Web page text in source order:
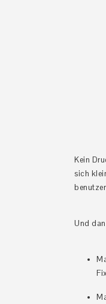
Kein
sich
Und